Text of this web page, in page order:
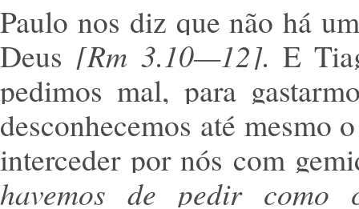
Paulo nos diz que não há
Deus [Rm 3.10—12]. E
pedimos mal, para
desconhecemos até mesmo
interceder por nós com
havemos de pedir como